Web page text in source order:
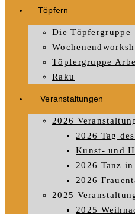
Töpfern
Die Töpfergruppe
Töpfergruppe
Raku
Veranstaltungen
2026
2026 Tag
Kunst- und
2026 Tanz
2026
2025
2025